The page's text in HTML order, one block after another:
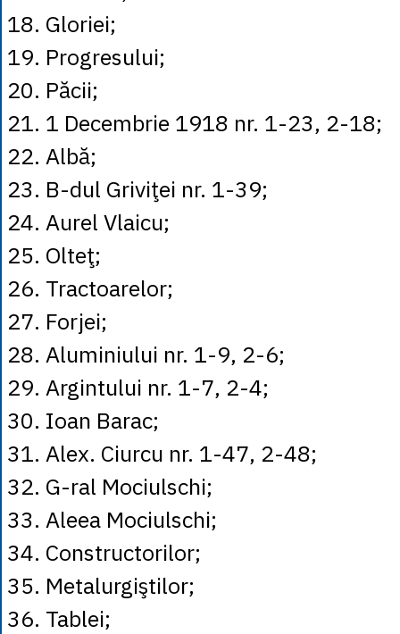
18. Gloriei;
19. Progresului;
20. Păcii;
21. 1 Decembrie 1918 nr. 1-23, 2-18;
22. Albă;
23. B-dul Griviţei nr. 1-39;
24. Aurel Vlaicu;
25. Olteţ;
26. Tractoarelor;
27. Forjei;
28. Aluminiului nr. 1-9, 2-6;
29. Argintului nr. 1-7, 2-4;
30. Ioan Barac;
31. Alex. Ciurcu nr. 1-47, 2-48;
32. G-ral Mociulschi;
33. Aleea Mociulschi;
34. Constructorilor;
35. Metalurgiştilor;
36. Tablei;